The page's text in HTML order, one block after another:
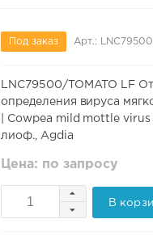
Под заказ Арт.:
LNC79500/TOMATO LF
определения вируса
| Cowpea mild mottle virus
лиоф., Agdia
Цена: по запросу
В